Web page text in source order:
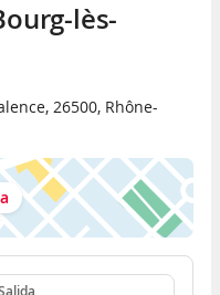
lès-
, 26500, Rhône-